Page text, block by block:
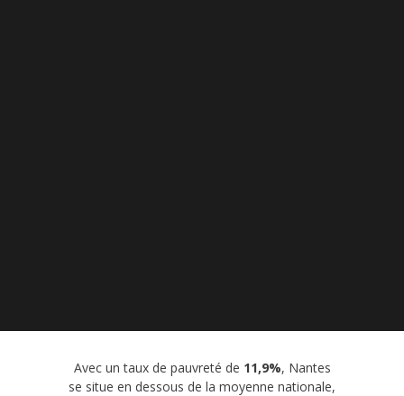
Avec un taux de pauvreté de 11,9%, Nantes
se situe en dessous de la moyenne nationale,